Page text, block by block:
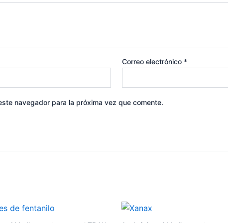
Correo electrónico *
navegador para la próxima vez que comente.
Rango
de
producto